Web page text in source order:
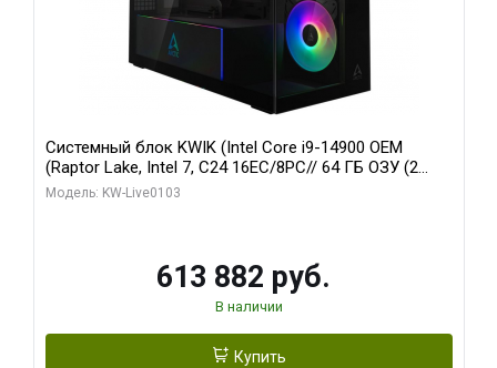
Системный блок KWIK (Intel Core i9-14900 OEM
(Raptor Lake, Intel 7, C24 16EC/8PC// 64 ГБ ОЗУ (2
модуля)/ Afox RTX4090 24GB GDDR6X 384-Bit 3xDP
Модель: KW-Live0103
613 882 руб.
В наличии
Купить